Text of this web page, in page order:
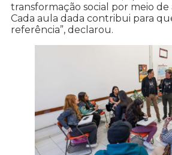
transformação social por meio de
Cada aula dada contribui para
referência”, declarou.